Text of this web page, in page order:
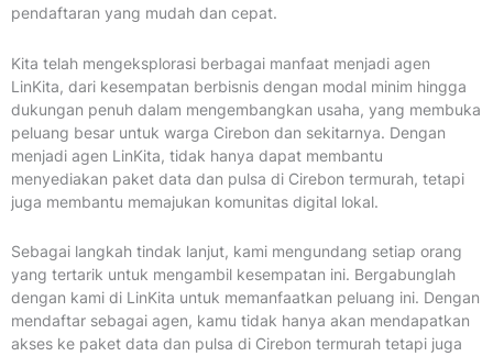
pendaftaran yang mudah dan cepat.
Kita telah mengeksplorasi berbagai manfaat menjadi agen
LinKita, dari kesempatan berbisnis dengan modal minim hingga
dukungan penuh dalam mengembangkan usaha, yang membuka
peluang besar untuk warga Cirebon dan sekitarnya. Dengan
menjadi agen LinKita, tidak hanya dapat membantu
menyediakan paket data dan pulsa di Cirebon termurah, tetapi
juga membantu memajukan komunitas digital lokal.
Sebagai langkah tindak lanjut, kami mengundang setiap orang
yang tertarik untuk mengambil kesempatan ini. Bergabunglah
dengan kami di LinKita untuk memanfaatkan peluang ini. Dengan
mendaftar sebagai agen, kamu tidak hanya akan mendapatkan
akses ke paket data dan pulsa di Cirebon termurah tetapi juga